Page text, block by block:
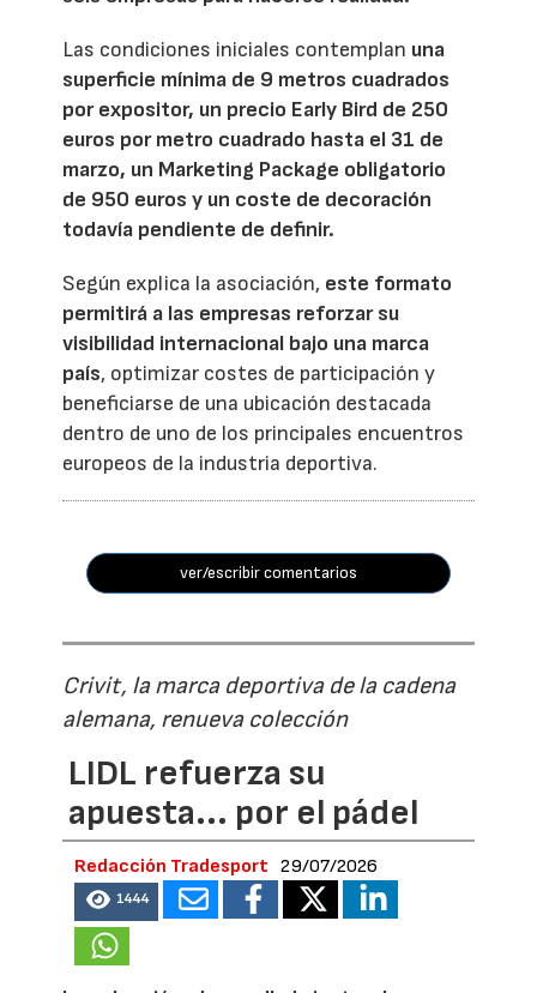
Las condiciones iniciales contemplan una
superficie mínima de 9 metros cuadrados
por expositor, un precio Early Bird de 250
euros por metro cuadrado hasta el 31 de
marzo, un Marketing Package obligatorio
de 950 euros y un coste de decoración
todavía pendiente de definir.
Según explica la asociación, este formato
permitirá a las empresas reforzar su
visibilidad internacional bajo una marca
país, optimizar costes de participación y
beneficiarse de una ubicación destacada
dentro de uno de los principales encuentros
europeos de la industria deportiva.
ver/escribir comentarios
Crivit, la marca deportiva de la cadena
alemana, renueva colección
LIDL refuerza su
apuesta... por el pádel
Redacción Tradesport 29/07/2026
1444